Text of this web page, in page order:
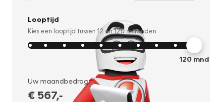
Looptijd
Kies een looptijd tussen 12 en120 maanden
120mnd
Uw maandbedrag:
€ 567,-